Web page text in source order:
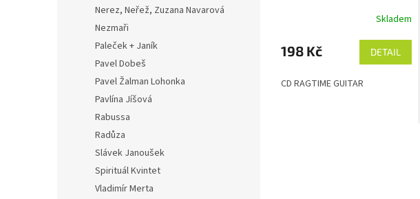
Nerez, Neřež, Zuzana Navarová
Nezmaři
Paleček + Janík
Pavel Dobeš
Pavel Žalman Lohonka
Pavlína Jíšová
Rabussa
Radůza
Slávek Janoušek
Spirituál Kvintet
Vladimír Merta
Skladem
198 Kč DETAIL
CD RAGTIME GUITAR